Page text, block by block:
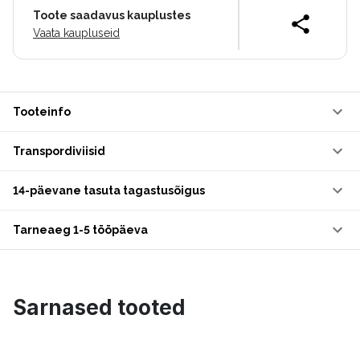
Toote saadavus kauplustes
Vaata kaupluseid
Tooteinfo
Transpordiviisid
14-päevane tasuta tagastusõigus
Tarneaeg 1-5 tööpäeva
Sarnased tooted